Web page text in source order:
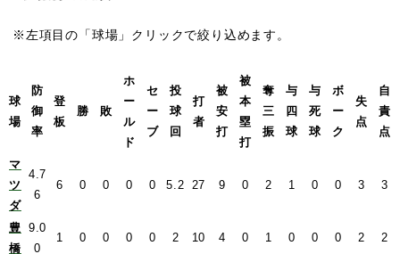
※左項目の「球場」クリックで絞り込めます。
球
場
防
御
率
登
板
勝 敗
ホ
ー
ル
ド
セ
ー
ブ
投
球
回
打
者
被
安
打
被
本
塁
打
奪
三
振
与
四
球
与
死
球
ボ
ー
ク
失
点
自
責
点
マ
ツ
ダ
4.7
6
6 0 0 0 0 5.2 27 9 0 2 1 0 0 3 3
豊
橋
9.0
0
1 0 0 0 0 2 10 4 0 1 0 0 0 2 2